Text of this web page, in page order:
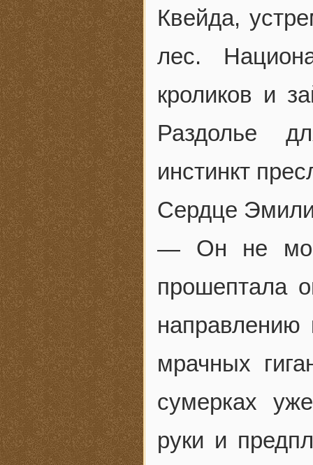
Квейда,
лес.
кроликов и
Раздолье
инстинкт
Сердце
— Он не мог
прошептала
направлению
мрачных
сумерках
руки и